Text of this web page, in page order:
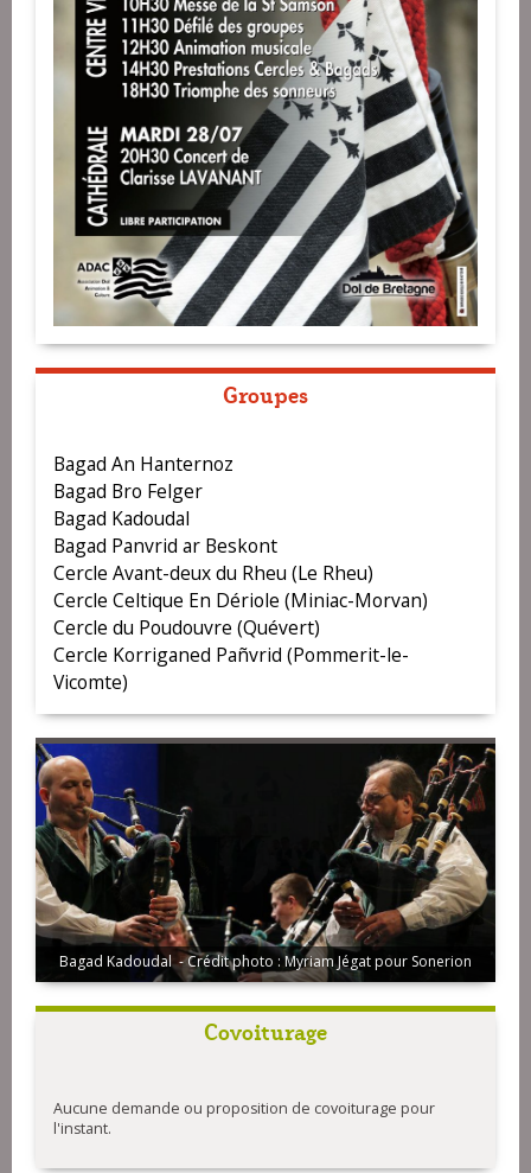
Groupes
Bagad An Hanternoz
Bagad Bro Felger
Bagad Kadoudal
Bagad Panvrid ar Beskont
Cercle Avant-deux du Rheu (Le Rheu)
Cercle Celtique En Dériole (Miniac-Morvan)
Cercle du Poudouvre (Quévert)
Cercle Korriganed Pañvrid (Pommerit-le-
Vicomte)
Bagad Kadoudal - Crédit photo : Myriam Jégat pour Sonerion
Bagad Panvrid ar Beskont
Covoiturage
Aucune demande ou proposition de covoiturage pour
l'instant.